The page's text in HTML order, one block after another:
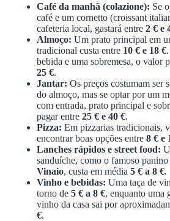
Café da manhã (colazione): Se
café e um cornetto (croissant
cafeteria local, gastará entre 2 € e
Almoço: Um prato principal em
tradicional custa entre 10 € e 18 €
bebida e uma sobremesa, o valor
25 €.
Jantar: Os preços costumam ser
do almoço, mas se optar por um
com entrada, prato principal e
pagar entre 25 € e 40 €.
Pizza: Em pizzarias tradicionais,
encontrar boas opções entre 8 € e
Lanches rápidos e street food:
sanduíche, como o famoso panino
Vinaio, custa em média 5 € a 8 €.
Vinho e bebidas: Uma taça de
torno de 5 € a 8 €, enquanto uma
vinho da casa sai por
€.